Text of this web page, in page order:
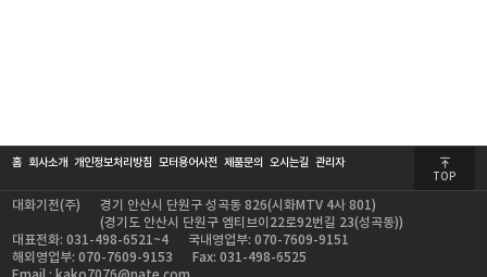
홈 회사소개 개인정보처리방침 모터용어사전 제품문의 오시는길
관리자
TOP
대화기전(주)
경기 안산시 단원구 성곡동 826(시화MTV 4사 801)
(경기도 안산시 단원구 엠티브이22로92번길 23(성곡동))
대표전화: 031-498-6521~4
국내영업부: 070-7609-9151
해외영업부: 070-7609-9153
Fax: 031-498-6525